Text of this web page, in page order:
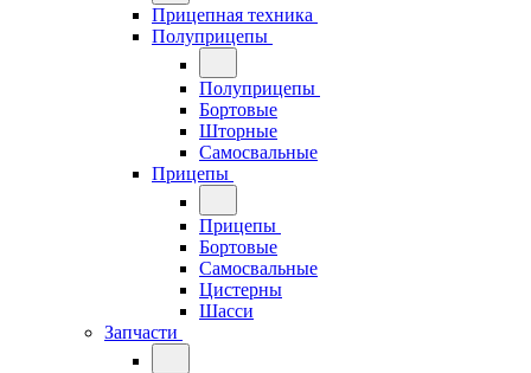
Прицепная техника
Полуприцепы
Полуприцепы
Бортовые
Шторные
Самосвальные
Прицепы
Прицепы
Бортовые
Самосвальные
Цистерны
Шасси
Запчасти